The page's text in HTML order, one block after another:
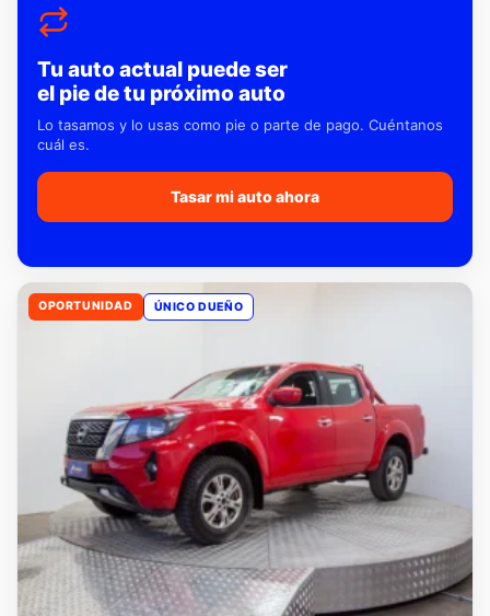
Tu auto actual puede ser
el pie de tu próximo auto
Lo tasamos y lo usas como pie o parte de pago. Cuéntanos
OPORTUNIDAD